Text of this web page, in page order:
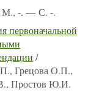
М., -. — С. -.
первоначальной
/
Грецова О.П.,
Простов Ю.И.